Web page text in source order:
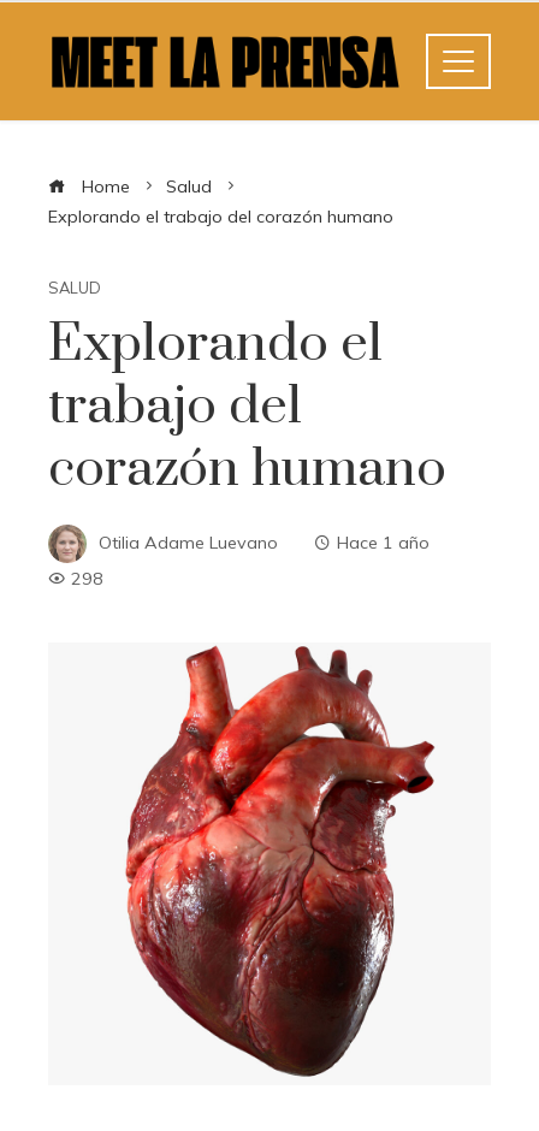
Home
Salud
Explorando el trabajo del corazón humano
SALUD
Explorando el
trabajo del
corazón humano
Otilia Adame Luevano
Hace 1 año
298